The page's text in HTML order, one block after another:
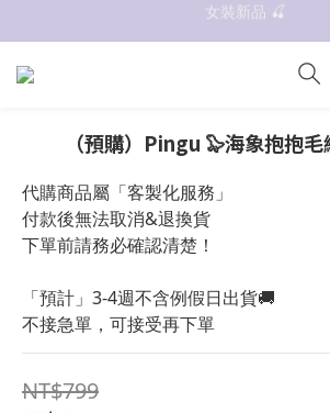
抗UV 50+防曬外套
女裝新品 🍒
✨OWALA多款任選✨  點我
抗UV 50+防曬外套
（預購）Pingu 🦭海象抱抱
代購商品屬「客製化服務」
付款後無法取消&退換貨
下單前請務必確認清楚！
「預計」3-4週不含例假日出貨🚚
不接急單，可接受再下單
NT$799